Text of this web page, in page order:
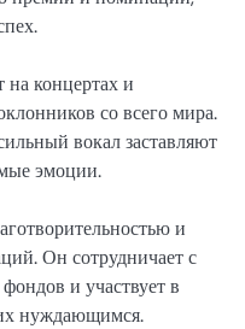
концертах и
со всего мира.
вокал заставляют
эмоции.
и
Он сотрудничает с
и участвует в
нуждающимся.